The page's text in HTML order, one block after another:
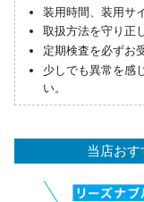
装用時間、装用サ
取扱方法を守り正
定期検査を必ずお
少しでも異常を感
い。
当店おす